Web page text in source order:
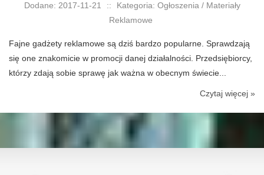
Dodane: 2017-11-21 ::
Kategoria: Ogłoszenia / Materiały
Reklamowe
Fajne gadżety reklamowe są dziś bardzo popularne. Sprawdzają
się one znakomicie w promocji danej działalności. Przedsiębiorcy,
którzy zdają sobie sprawę jak ważna w obecnym świecie...
Czytaj więcej »